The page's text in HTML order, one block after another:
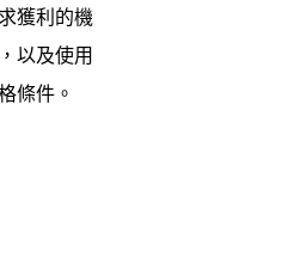
獲利的機
以及使用
條件。